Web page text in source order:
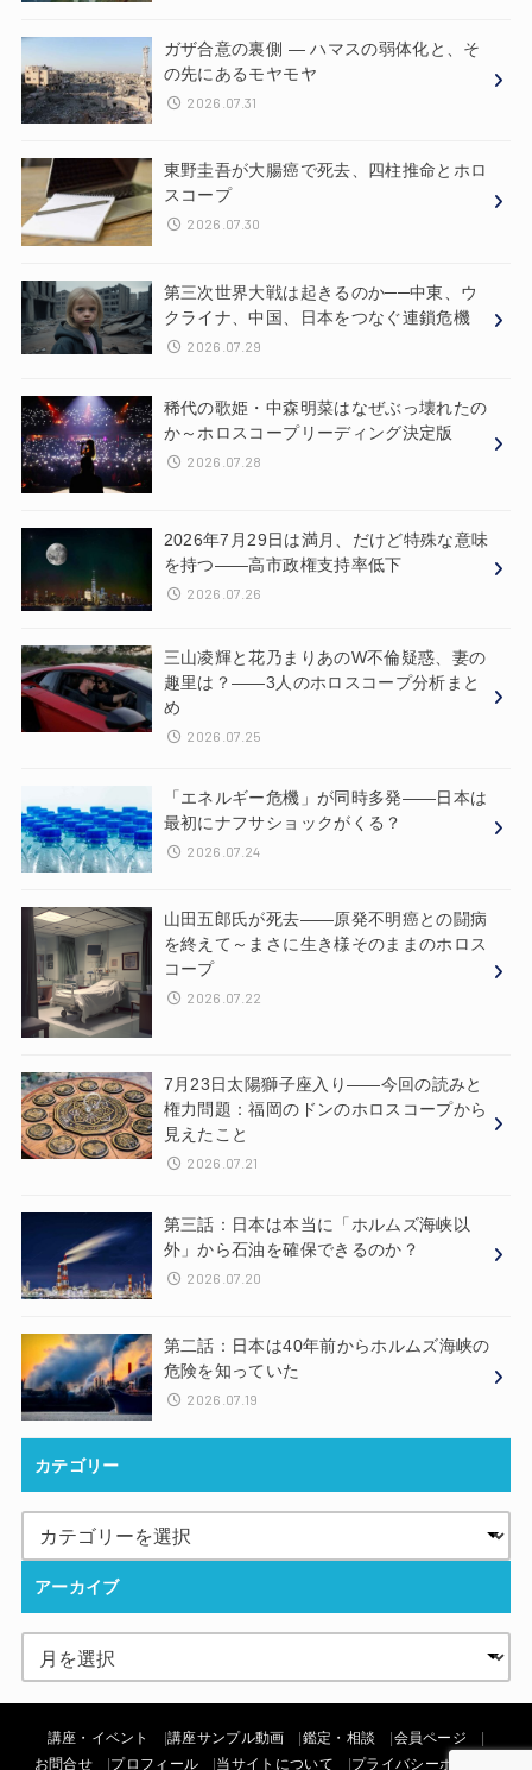
ガザ合意の裏側 ― ハマスの弱体化と、そ
の先にあるモヤモヤ
2026.07.31
東野圭吾が大腸癌で死去、四柱推命とホロ
スコープ
2026.07.30
第三次世界大戦は起きるのか──中東、ウ
クライナ、中国、日本をつなぐ連鎖危機
2026.07.29
稀代の歌姫・中森明菜はなぜぶっ壊れたの
か～ホロスコープリーディング決定版
2026.07.28
2026年7月29日は満月、だけど特殊な意味
を持つ——高市政権支持率低下
2026.07.26
三山凌輝と花乃まりあのW不倫疑惑、妻の
趣里は？——3人のホロスコープ分析まと
め
2026.07.25
「エネルギー危機」が同時多発——日本は
最初にナフサショックがくる？
2026.07.24
山田五郎氏が死去——原発不明癌との闘病
を終えて～まさに生き様そのままのホロス
コープ
2026.07.22
7月23日太陽獅子座入り——今回の読みと
権力問題：福岡のドンのホロスコープから
見えたこと
2026.07.21
第三話：日本は本当に「ホルムズ海峡以
外」から石油を確保できるのか？
2026.07.20
第二話：日本は40年前からホルムズ海峡の
危険を知っていた
2026.07.19
カテゴリー
アーカイブ
講座・イベント 講座サンプル動画 鑑定・相談
会員ページ
お問合せ
プロフィール 当サイトについて プライバシーポリシー